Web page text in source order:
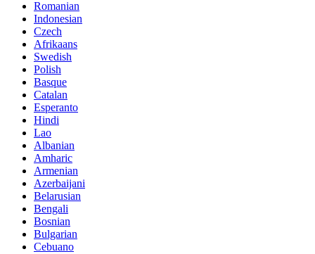
Romanian
Indonesian
Czech
Afrikaans
Swedish
Polish
Basque
Catalan
Esperanto
Hindi
Lao
Albanian
Amharic
Armenian
Azerbaijani
Belarusian
Bengali
Bosnian
Bulgarian
Cebuano